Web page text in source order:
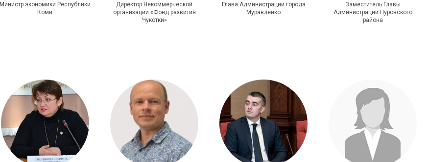
Министр экономики Республики
Коми
Директор Некоммерческой
организации «Фонд развития
Чукотки»
Глава Администрации города
Муравленко
Заместитель Главы
Администрации Пуровского
района